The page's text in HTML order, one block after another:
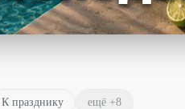
К празднику ещё +8